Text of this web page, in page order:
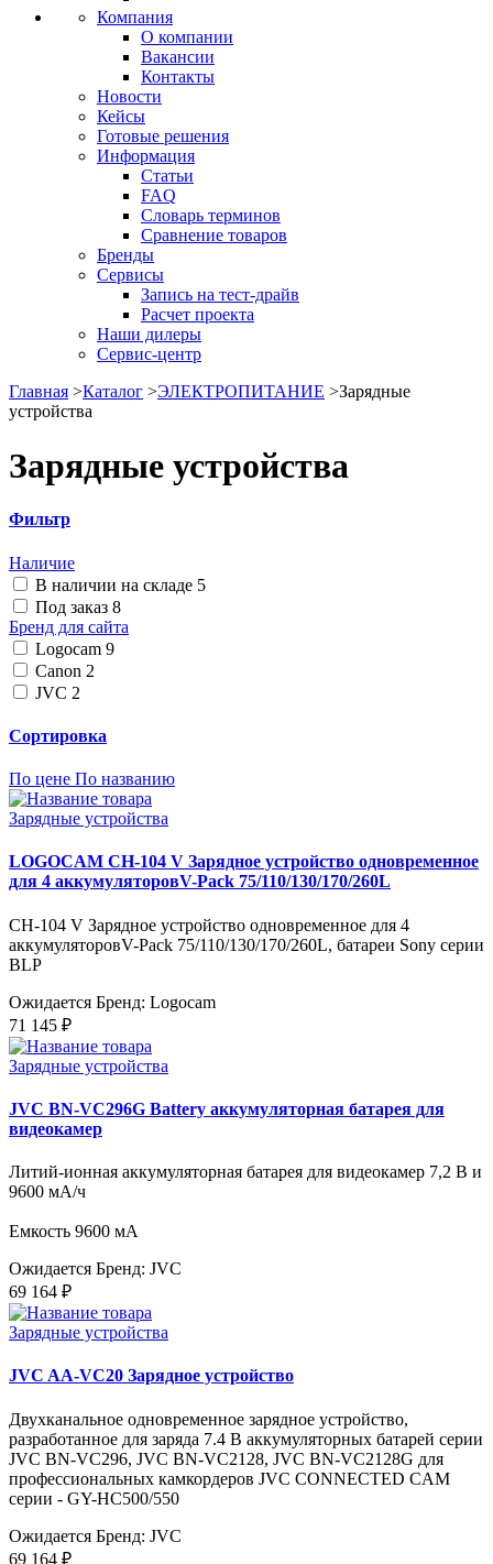
Компания
О компании
Вакансии
Контакты
Новости
Кейсы
Готовые решения
Информация
Статьи
FAQ
Словарь терминов
Сравнение товаров
Бренды
Сервисы
Запись на тест-драйв
Расчет проекта
Наши дилеры
Сервис-центр
Главная >Каталог >ЭЛЕКТРОПИТАНИЕ >Зарядные
устройства
Зарядные устройства
Фильтр
Наличие
В наличии на складе 5
Под заказ 8
Бренд для сайта
Logocam 9
Canon 2
JVC 2
Сортировка
По цене По названию
Зарядные устройства
LOGOCAM CH-104 V Зарядное устройство одновременное
для 4 аккумуляторовV-Pack 75/110/130/170/260L
CH-104 V Зарядное устройство одновременное для 4
аккумуляторовV-Pack 75/110/130/170/260L, батареи Sony серии
BLP
Ожидается Бренд: Logocam
71 145 ₽
Зарядные устройства
JVC BN-VC296G Battery аккумуляторная батарея для
видеокамер
Литий-ионная аккумуляторная батарея для видеокамер 7,2 В и
9600 мА/ч
Емкость 9600 мА
Ожидается Бренд: JVC
69 164 ₽
Зарядные устройства
JVC AA-VC20 Зарядное устройство
Двухканальное одновременное зарядное устройство,
разработанное для заряда 7.4 В аккумуляторных батарей серии
JVC BN-VC296, JVC BN-VC2128, JVC BN-VC2128G для
профессиональных камкордеров JVC CONNECTED CAM
серии - GY-HC500/550
Ожидается Бренд: JVC
69 164 ₽